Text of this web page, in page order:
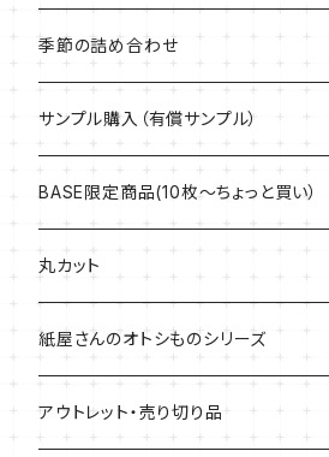
季節の詰め合わせ
サンプル購入（有償サンプル）
ケント紙・ぬり絵専用紙
アラベール
マルチプリンター用紙・インクジェット専
用紙
上質紙・ヴァンヌーボ
BASE限定商品(10枚～ちょっと買い）
丸カット
紙屋さんのオトシものシリーズ
アウトレット・売り切り品